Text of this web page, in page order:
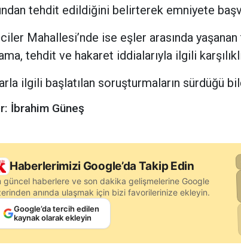
tehdit edildiğini belirterek emniyete
Mahallesi’nde ise eşler arasında
tehdit ve hakaret iddialarıyla ilgili
ilgili başlatılan soruşturmaların sürdüğü
İbrahim Güneş
Haberlerimizi Google’da Takip Edin
güncel haberlere ve son dakika gelişmelerine Google
anında ulaşmak için bizi favorilerinize ekleyin.
Google’da tercih edilen
kaynak olarak ekleyin